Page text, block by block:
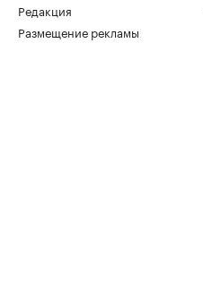
Редакция
Размещение рекламы